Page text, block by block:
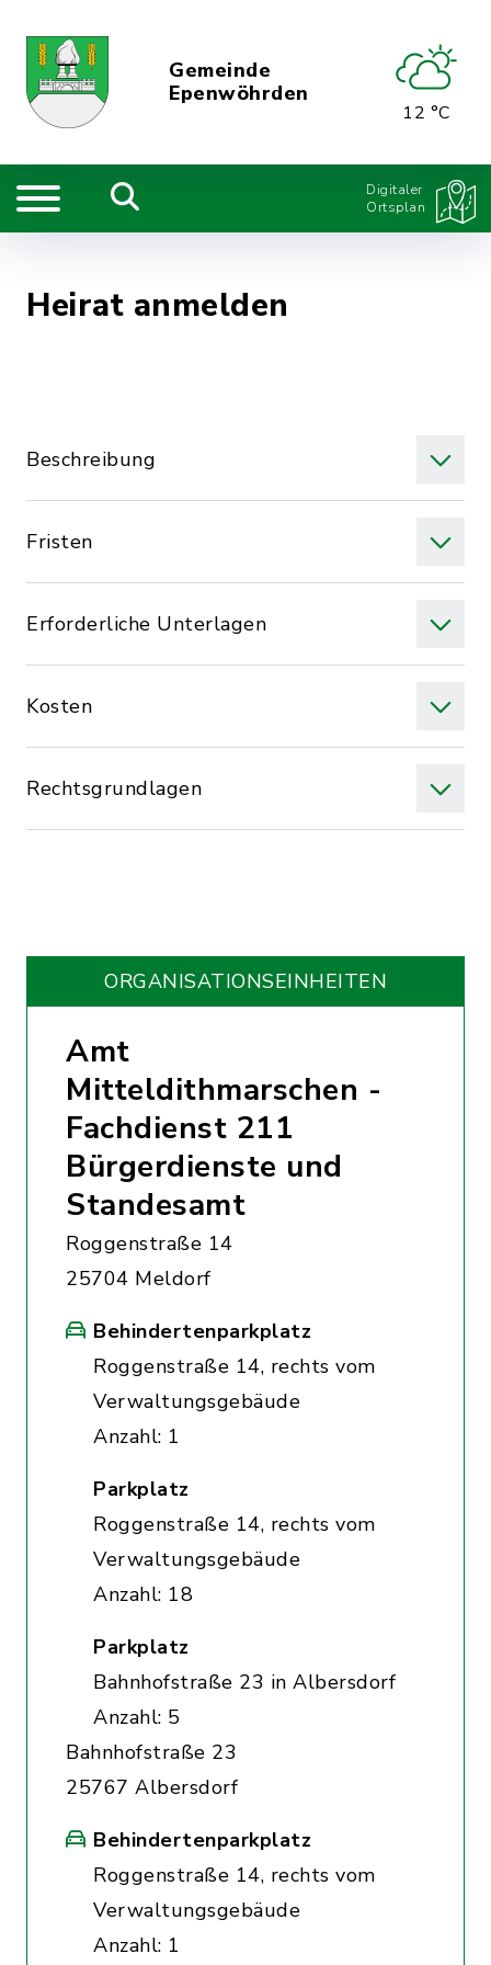
Gemeinde
Epenwöhrden
12 °C
Digitaler
Ortsplan
Heirat anmelden
Beschreibung
Fristen
Erforderliche Unterlagen
Kosten
Rechtsgrundlagen
ORGANISATIONS­EINHEITEN
Amt
Mitteldithmarschen -
Fachdienst 211
Bürgerdienste und
Standesamt
Roggenstraße 14
25704 Meldorf
Behindertenparkplatz
Roggenstraße 14, rechts vom
Verwaltungsgebäude
Anzahl: 1
Parkplatz
Roggenstraße 14, rechts vom
Verwaltungsgebäude
Anzahl: 18
Parkplatz
Bahnhofstraße 23 in Albersdorf
Anzahl: 5
Bahnhofstraße 23
25767 Albersdorf
Behindertenparkplatz
Roggenstraße 14, rechts vom
Verwaltungsgebäude
Anzahl: 1